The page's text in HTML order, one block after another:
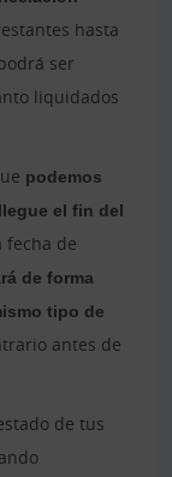
hasta
ser
liquidados
podemos
el fin del
fecha de
de forma
tipo de
antes de
de tus